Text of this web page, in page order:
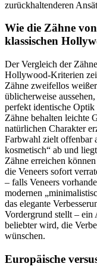
zurückhaltenderen
Wie die Zähne
klassischen
Der Vergleich der
Hollywood-Kriterien
Zähne zweifellos
üblicherweise
perfekt identische Optik
Zähne behalten leichte
natürlichen Charakter
Farbwahl zielt offenbar
kosmetisch“ ab und
Zähne erreichen
die Veneers sofort
– falls Veneers
modernen
das elegante
Vordergrund stellt – ein
beliebter wird, die
wünschen.
Europäische